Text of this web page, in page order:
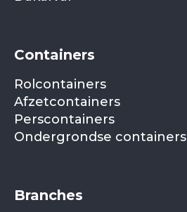
Containers
Rolcontainers
Afzetcontainers
Perscontainers
Ondergrondse containers
Branches